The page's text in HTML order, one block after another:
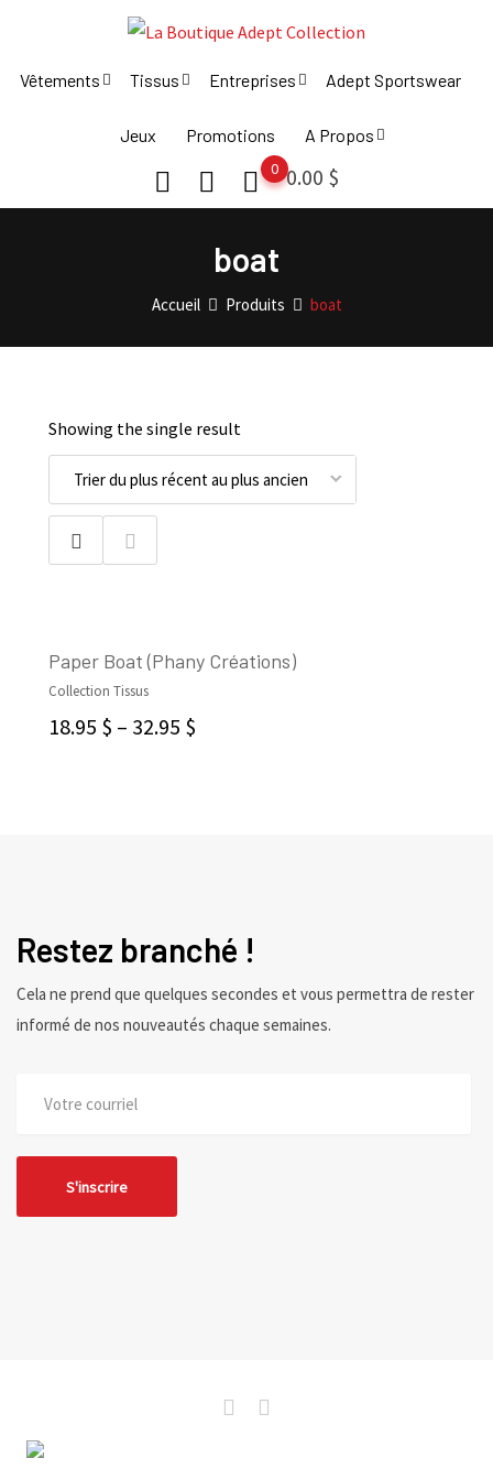
content
Vêtements Tissus Entreprises Adept Sportswear
Jeux Promotions A Propos
0.00 $
0
boat
Accueil Produits boat
Showing the single result
Paper Boat (Phany Créations)
Collection Tissus
18.95 $ – 32.95 $
Restez branché !
Cela ne prend que quelques secondes et vous permettra de rester
informé de nos nouveautés chaque semaines.